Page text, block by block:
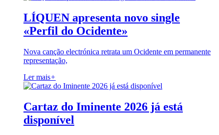
LÍQUEN apresenta novo single
«Perfil do Ocidente»
Nova canção electrónica retrata um Ocidente em permanente
representação,
Ler mais+
Cartaz do Iminente 2026 já está
disponível